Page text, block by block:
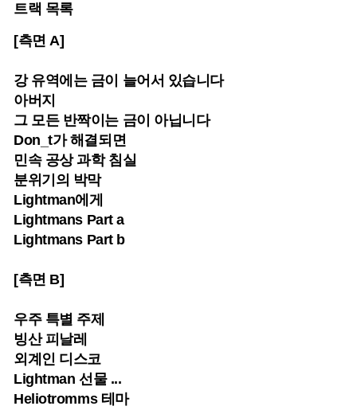
트랙 목록
[측면 A]
강 유역에는 금이 늘어서 있습니다
아버지
그 모든 반짝이는 금이 아닙니다
Don_t가 해결되면
민속 공상 과학 침실
분위기의 박막
Lightman에게
Lightmans Part a
Lightmans Part b
[측면 B]
우주 특별 주제
빙산 피날레
외계인 디스코
Lightman 선물 ...
Heliotromms 테마